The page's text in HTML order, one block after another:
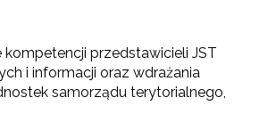
przedstawicieli JST
i informacji oraz wdrażania
samorządu terytorialnego,